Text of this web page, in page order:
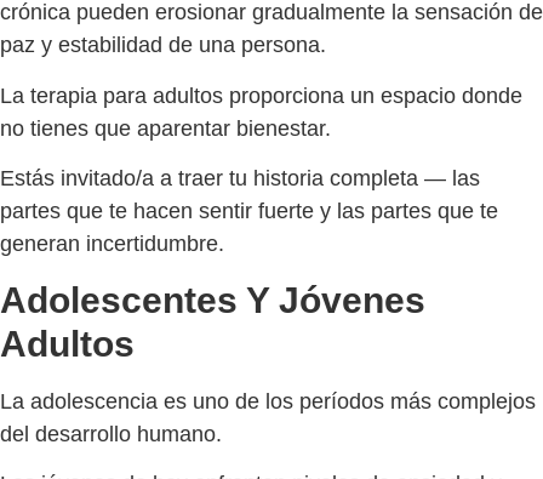
crónica pueden erosionar gradualmente la sensación de
paz y estabilidad de una persona.
La terapia para adultos proporciona un espacio donde
no tienes que aparentar bienestar.
Estás invitado/a a traer tu historia completa — las
partes que te hacen sentir fuerte y las partes que te
generan incertidumbre.
Adolescentes Y Jóvenes
Adultos
La adolescencia es uno de los períodos más complejos
del desarrollo humano.